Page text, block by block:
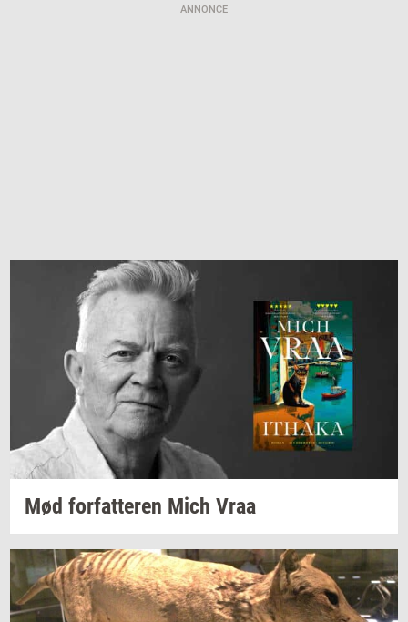
ANNONCE
Mød for­fat­te­ren Mich Vraa